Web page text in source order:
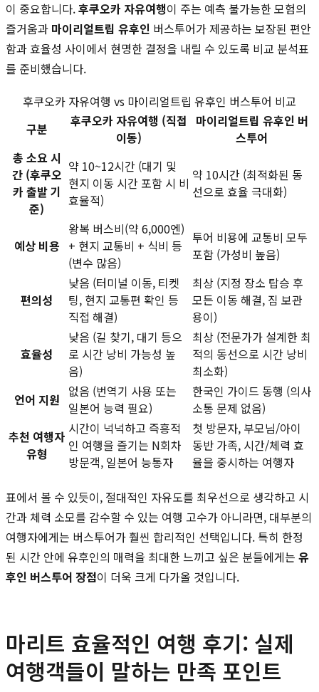
이 중요합니다.후쿠오카 자유여행이 주는 예측 불가능한 모험의
즐거움과 마이리얼트립 유후인 버스투어가 제공하는 보장된 편안
함과 효율성 사이에서 현명한 결정을 내릴 수 있도록 비교 분석표
를 준비했습니다.
후쿠오카 자유여행 vs 마이리얼트립 유후인 버스투어 비교
구분
후쿠오카 자유여행 (직접
이동)
마이리얼트립 유후인 버
스투어
총 소요 시
간 (후쿠오
카 출발 기
준)
약 10~12시간 (대기 및
현지 이동 시간 포함 시 비
효율적)
약 10시간 (최적화된 동
선으로 효율 극대화)
예상 비용
왕복 버스비(약 6,000엔)
+ 현지 교통비 + 식비 등
(변수 많음)
투어 비용에 교통비 모두
포함 (가성비 높음)
편의성
낮음 (터미널 이동, 티켓
팅, 현지 교통편 확인 등
직접 해결)
최상 (지정 장소 탑승 후
모든 이동 해결, 짐 보관
용이)
효율성
낮음 (길 찾기, 대기 등으
로 시간 낭비 가능성 높
음)
최상 (전문가가 설계한 최
적의 동선으로 시간 낭비
최소화)
언어 지원 없음 (번역기 사용 또는
일본어 능력 필요)
한국인 가이드 동행 (의사
소통 문제 없음)
추천 여행자
유형
시간이 넉넉하고 즉흥적
인 여행을 즐기는 N회차
방문객, 일본어 능통자
첫 방문자, 부모님/아이
동반 가족, 시간/체력 효
율을 중시하는 여행자
표에서 볼 수 있듯이, 절대적인 자유도를 최우선으로 생각하고 시
간과 체력 소모를 감수할 수 있는 여행 고수가 아니라면, 대부분의
여행자에게는 버스투어가 훨씬 합리적인 선택입니다. 특히 한정
된 시간 안에 유후인의 매력을 최대한 느끼고 싶은 분들에게는 유
후인 버스투어 장점이 더욱 크게 다가올 것입니다.
마리트 효율적인 여행 후기: 실제
여행객들이 말하는 만족 포인트